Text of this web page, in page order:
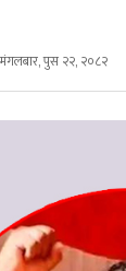
मंगलबार, पुस २२, २०८२